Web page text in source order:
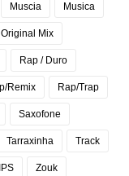
Muscia Musica
Original Mix
Rap / Duro
Remix Rap/Trap
Saxofone
Tarraxinha Track
Zouk